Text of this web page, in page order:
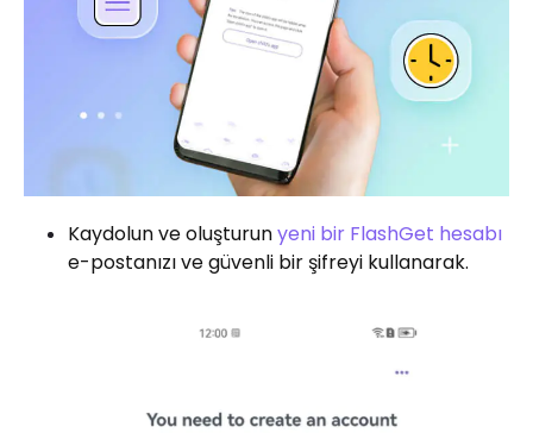
Kaydolun ve oluşturunyeni bir FlashGet hesabı
e-postanızı ve güvenli bir şifreyi kullanarak.